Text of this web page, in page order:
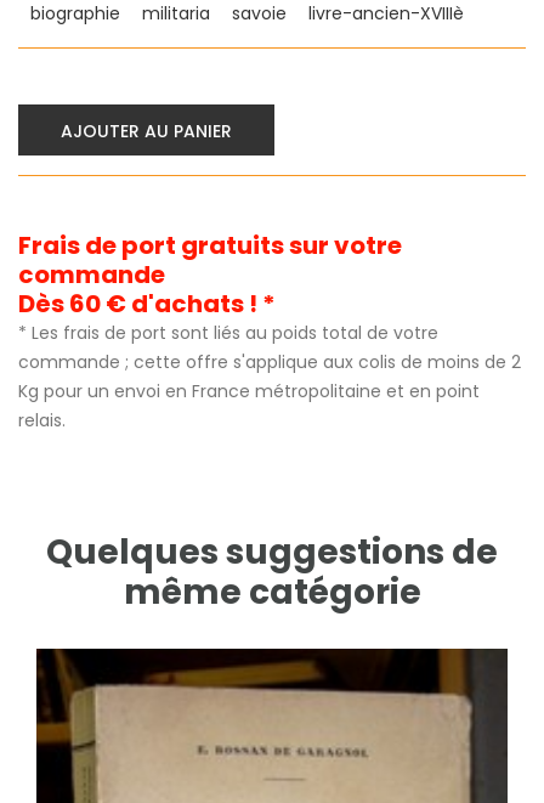
biographie militaria savoie livre-ancien-XVIIIè
AJOUTER AU PANIER
Frais de port gratuits sur votre
commande
Dès 60 € d'achats ! *
* Les frais de port sont liés au poids total de votre
commande ; cette offre s'applique aux colis de moins de 2
Kg pour un envoi en France métropolitaine et en point
relais.
Quelques suggestions de
même catégorie